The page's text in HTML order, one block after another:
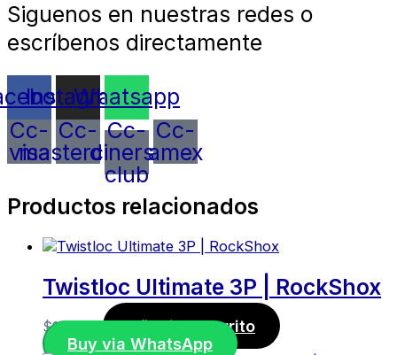
Siguenos en nuestras redes o
escríbenos directamente
Instagram
Whatsapp
Cc-
visa
Cc-
mastercard
Cc-
diners-
club
Cc-
amex
Productos relacionados
Twistloc Ultimate 3P | RockShox
$145,00
Añadir al carrito
Buy via WhatsApp